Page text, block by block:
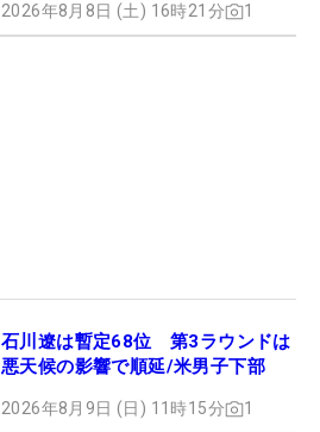
2026年8月8日 (土) 16時21分 1
石川遼は暫定68位 第3ラウンドは
悪天候の影響で順延/米男子下部
2026年8月9日 (日) 11時15分 1